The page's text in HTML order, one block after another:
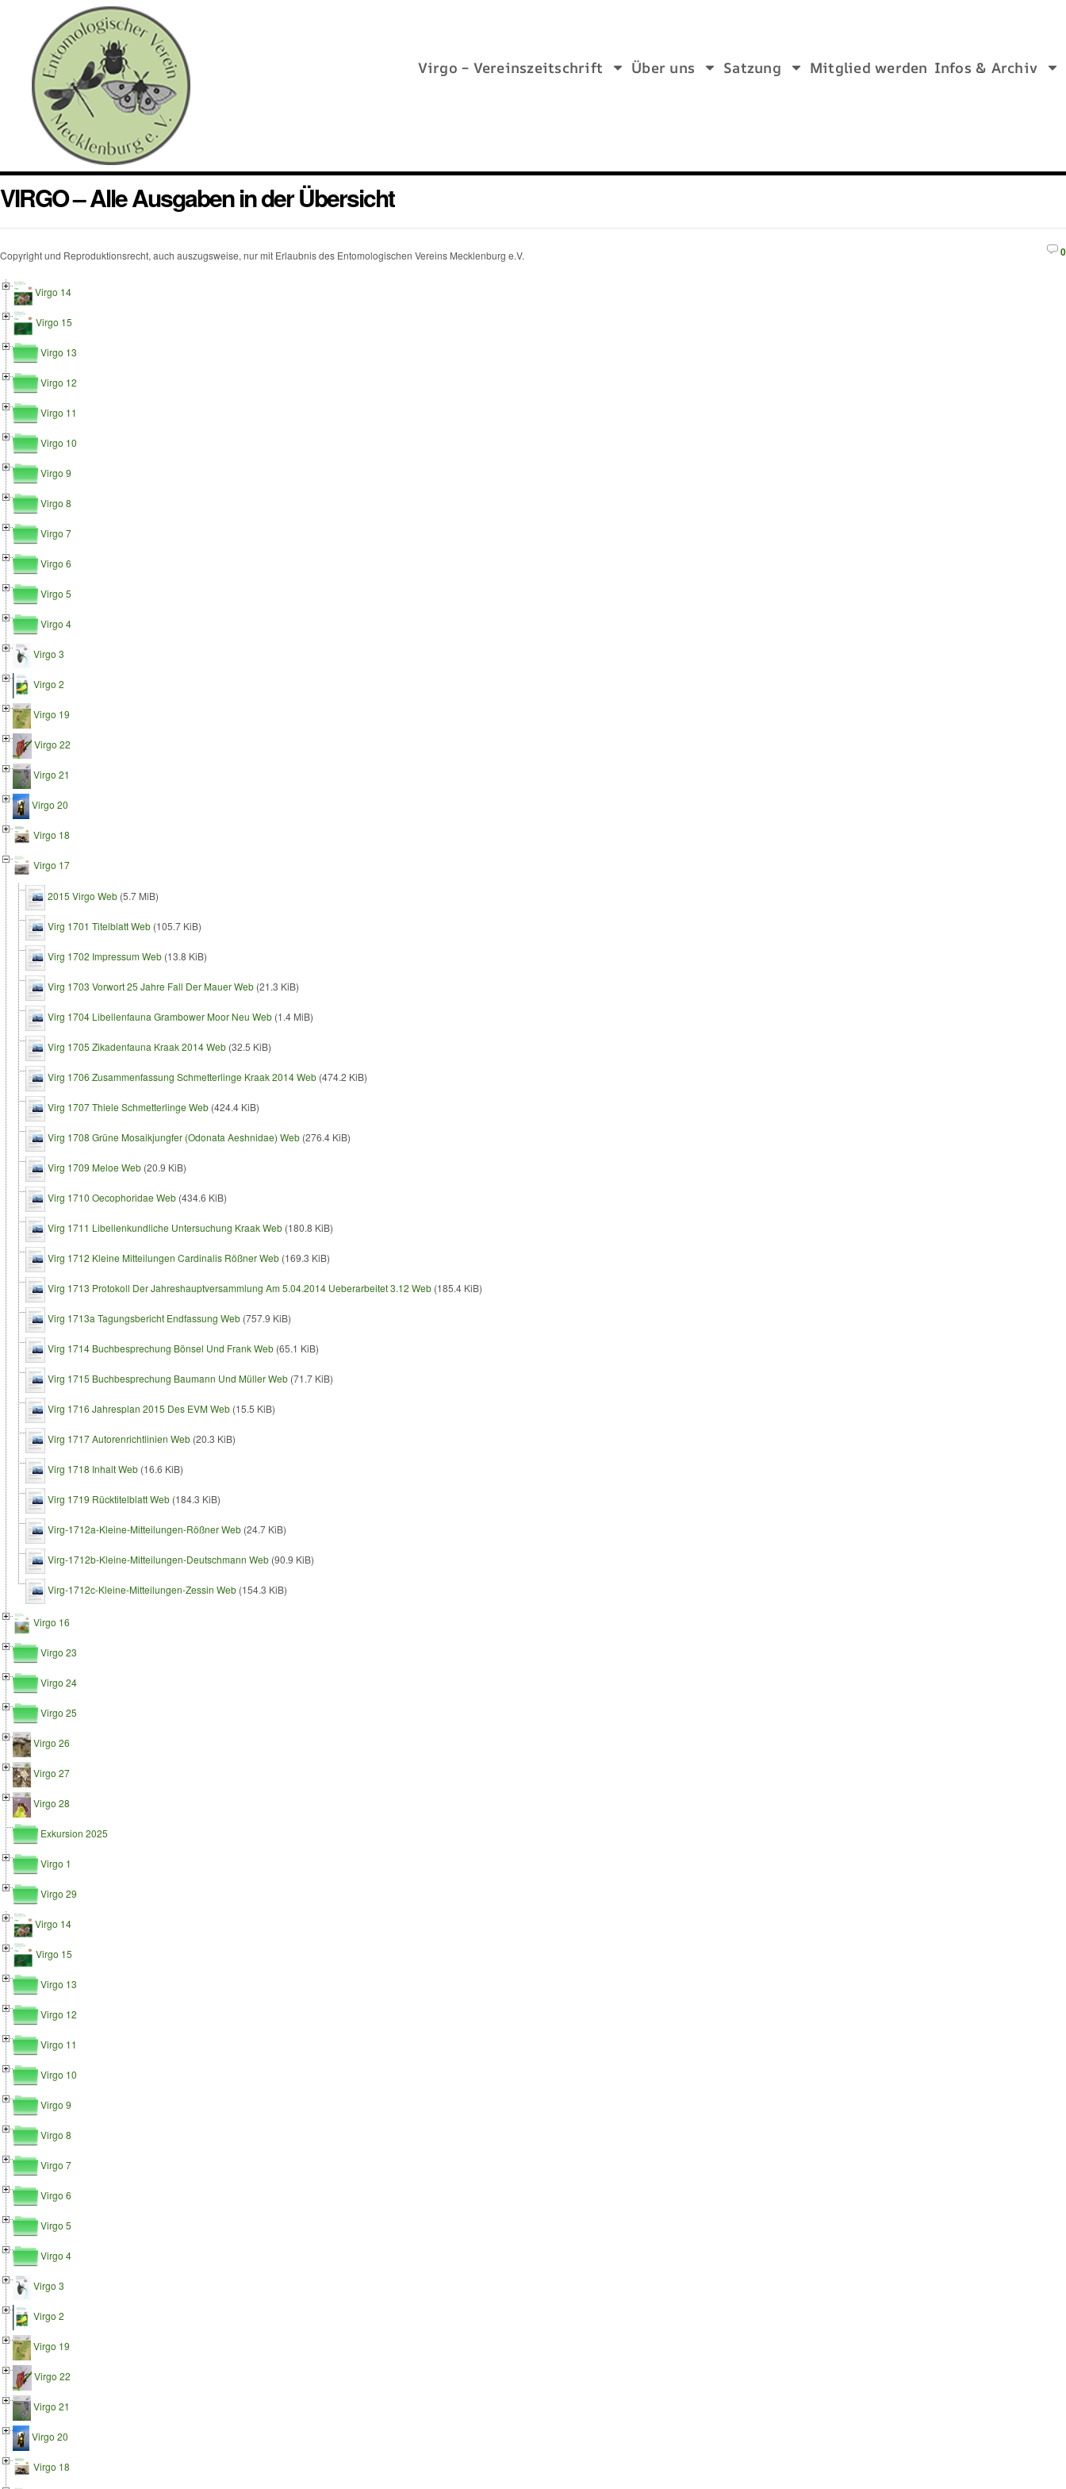
Virgo – Vereinszeitschrift Über uns Satzung Mitglied werden Infos & Archiv
VIRGO – Alle Ausgaben in der Übersicht
0
Copyright und Reproduktionsrecht, auch auszugsweise, nur mit Erlaubnis des Entomologischen Vereins Mecklenburg e.V.
Virgo 14
Virgo 15
Virgo 13
Virgo 12
Virgo 11
Virgo 10
Virgo 9
Virgo 8
Virgo 7
Virgo 6
Virgo 5
Virgo 4
Virgo 3
Virgo 2
Virgo 19
Virgo 22
Virgo 21
Virgo 20
Virgo 18
Virgo 17
2015 Virgo Web(5.7 MiB)
Virg 1701 Titelblatt Web(105.7 KiB)
Virg 1702 Impressum Web(13.8 KiB)
Virg 1703 Vorwort 25 Jahre Fall Der Mauer Web(21.3 KiB)
Virg 1704 Libellenfauna Grambower Moor Neu Web(1.4 MiB)
Virg 1705 Zikadenfauna Kraak 2014 Web(32.5 KiB)
Virg 1706 Zusammenfassung Schmetterlinge Kraak 2014 Web(474.2 KiB)
Virg 1707 Thiele Schmetterlinge Web(424.4 KiB)
Virg 1708 Grüne Mosaikjungfer (Odonata Aeshnidae) Web(276.4 KiB)
Virg 1709 Meloe Web(20.9 KiB)
Virg 1710 Oecophoridae Web(434.6 KiB)
Virg 1711 Libellenkundliche Untersuchung Kraak Web(180.8 KiB)
Virg 1712 Kleine Mitteilungen Cardinalis Rößner Web(169.3 KiB)
Virg 1713 Protokoll Der Jahreshauptversammlung Am 5.04.2014 Ueberarbeitet 3.12 Web(185.4 KiB)
Virg 1713a Tagungsbericht Endfassung Web(757.9 KiB)
Virg 1714 Buchbesprechung Bönsel Und Frank Web(65.1 KiB)
Virg 1715 Buchbesprechung Baumann Und Müller Web(71.7 KiB)
Virg 1716 Jahresplan 2015 Des EVM Web(15.5 KiB)
Virg 1717 Autorenrichtlinien Web(20.3 KiB)
Virg 1718 Inhalt Web(16.6 KiB)
Virg 1719 Rücktitelblatt Web(184.3 KiB)
Virg-1712a-Kleine-Mitteilungen-Rößner Web(24.7 KiB)
Virg-1712b-Kleine-Mitteilungen-Deutschmann Web(90.9 KiB)
Virg-1712c-Kleine-Mitteilungen-Zessin Web(154.3 KiB)
Virgo 16
Virgo 23
Virgo 24
Virgo 25
Virgo 26
Virgo 27
Virgo 28
Exkursion 2025
Virgo 1
Virgo 29
Virgo 14
Virgo 15
Virgo 13
Virgo 12
Virgo 11
Virgo 10
Virgo 9
Virgo 8
Virgo 7
Virgo 6
Virgo 5
Virgo 4
Virgo 3
Virgo 2
Virgo 19
Virgo 22
Virgo 21
Virgo 20
Virgo 18